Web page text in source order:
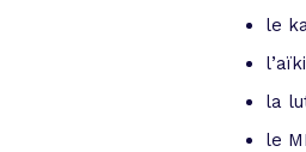
le
la
le